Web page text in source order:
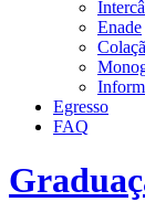
Enade
Egresso
FAQ